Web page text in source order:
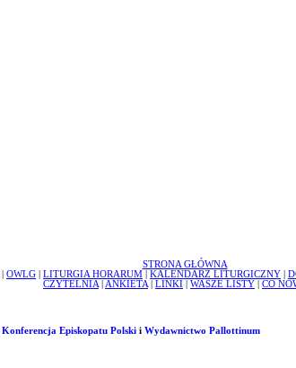
STRONA GŁÓWNA
OWLG LITURGIA HORARUM KALENDARZ LITURGICZNY
CZYTELNIA
ANKIETA LINKI WASZE LISTY CO
Konferencja Episkopatu Polskii Wydawnictwo Pallottinum